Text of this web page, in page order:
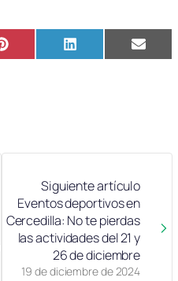
Compartir
en
Pinterest Compartir
en
LinkedIn
en
Email
Siguiente artículo
19 de diciembre de 2024
Eventos deportivos en
Cercedilla: No te pierdas
las actividades del 21 y
26 de diciembre